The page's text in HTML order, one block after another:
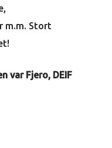
m.m. Stort
var Fjero, DEIF